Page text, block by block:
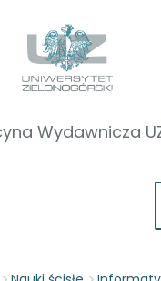
Przejdź
do
nawigacji
Przejdź
do
treści